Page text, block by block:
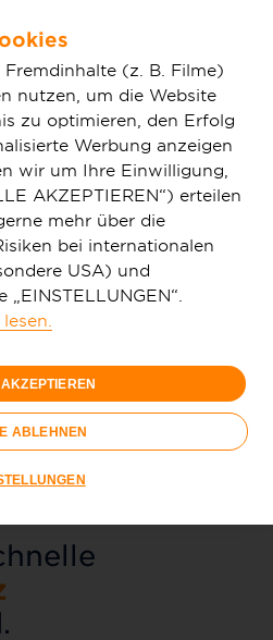
Ausbaugebiete
Mbit/s
99
€/Monat
15.09.
bestellen
Glasfaser-
(z. B. Filme)
nutzen, um die Website
zu optimieren, den Erfolg
Werbung anzeigen
wir um Ihre Einwilligung,
AKZEPTIEREN“) erteilen
mehr über die
bei internationalen
USA) und
ABLEHNEN